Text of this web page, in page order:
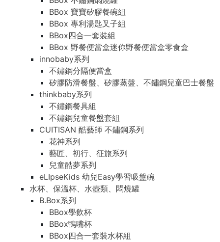
BBox 寶寶矽膠餐碗組
BBox 專利湯匙叉子組
BBox四合一套裝組
BBox 野餐便當盒迷你野餐便當盒零食盒
innobaby系列
不鏽鋼分隔便當盒
矽膠防滑餐盤、矽膠蒸盤、不鏽鋼兒童巴士餐盤
thinkbaby系列
不鏽鋼餐具組
不鏽鋼兒童餐盤套組
CUITISAN 酷藝師 不鏽鋼系列
花神系列
藝匠、初行、征旅系列
兒童酷夢系列
eLIpseKids 幼兒Easy學習吸盤碗
水杯、保溫杯、水壺類、悶燒罐
B.Box系列
BBox學飲杯
BBox鴨嘴杯
BBox四合一套裝水杯組